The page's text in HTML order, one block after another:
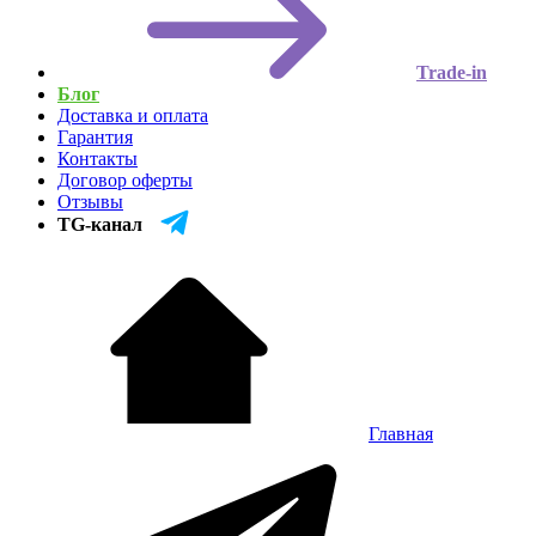
Trade-in
Блог
Доставка и оплата
Гарантия
Контакты
Договор оферты
Отзывы
TG-канал
Главная